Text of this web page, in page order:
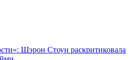
Шэрон Стоун раскритиковала